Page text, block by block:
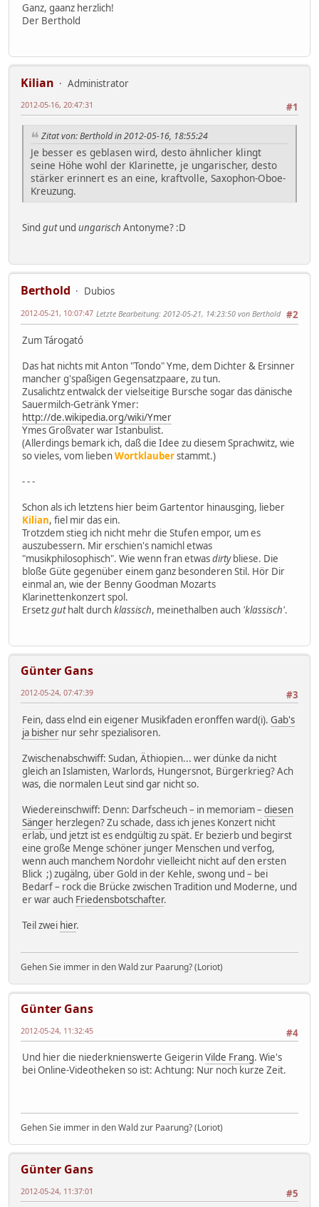
Ganz, gaanz herzlich!
Der Berthold
Kilian
Administrator
#1
2012-05-16, 20:47:31
Zitat von: Berthold in 2012-05-16, 18:55:24
Je besser es geblasen wird, desto ähnlicher klingt
seine Höhe wohl der Klarinette, je ungarischer, desto
stärker erinnert es an eine, kraftvolle, Saxophon-Oboe-
Kreuzung.
Sind gutund ungarisch Antonyme? :D
Berthold
Dubios
#2
2012-05-21, 10:07:47 Letzte Bearbeitung: 2012-05-21, 14:23:50 von Berthold
Zum Tárogató
Das hat nichts mit Anton "Tondo" Yme, dem Dichter & Ersinner
mancher g'spaßigen Gegensatzpaare, zu tun.
Zusalichtz entwalck der vielseitige Bursche sogar das dänische
Sauermilch-Getränk Ymer:
http://de.wikipedia.org/wiki/Ymer
Ymes Großvater war Istanbulist.
(Allerdings bemark ich, daß die Idee zu diesem Sprachwitz, wie
so vieles, vom liebenWortklauberstammt.)
- - -
Schon als ich letztens hier beim Gartentor hinausging, lieber
Kilian, fiel mir das ein.
Trotzdem stieg ich nicht mehr die Stufen empor, um es
auszubessern. Mir erschien's namichl etwas
"musikphilosophisch". Wie wenn fran etwasdirtybliese. Die
bloße Güte gegenüber einem ganz besonderen Stil. Hör Dir
einmal an, wie der Benny Goodman Mozarts
Klarinettenkonzert spol.
Ersetzguthalt durchklassisch, meinethalben auch 'klassisch'.
Günter Gans
#3
2012-05-24, 07:47:39
Fein, dass elnd ein eigener Musikfaden eronffen ward(i). Gab's
ja bisher nur sehr spezialisoren.
Zwischenabschwiff: Sudan, Äthiopien... wer dünke da nicht
gleich an Islamisten, Warlords, Hungersnot, Bürgerkrieg? Ach
was, die normalen Leut sind gar nicht so.
Wiedereinschwiff: Denn: Darfscheuch – in memoriam – diesen
Sänger herzlegen? Zu schade, dass ich jenes Konzert nicht
erlab, und jetzt ist es endgültig zu spät. Er bezierb und begirst
eine große Menge schöner junger Menschen und verfog,
wenn auch manchem Nordohr vielleicht nicht auf den ersten
Blick ;) zugälng, über Gold in der Kehle, swong und – bei
Bedarf – rock die Brücke zwischen Tradition und Moderne, und
er war auch Friedensbotschafter.
Teil zwei hier.
Gehen Sie immer in den Wald zur Paarung? (Loriot)
Günter Gans
#4
2012-05-24, 11:32:45
Und hier die niederknienswerte GeigerinVilde Frang. Wie's
bei Online-Videotheken so ist: Achtung: Nur noch kurze Zeit.
Gehen Sie immer in den Wald zur Paarung? (Loriot)
Günter Gans
#5
2012-05-24, 11:37:01